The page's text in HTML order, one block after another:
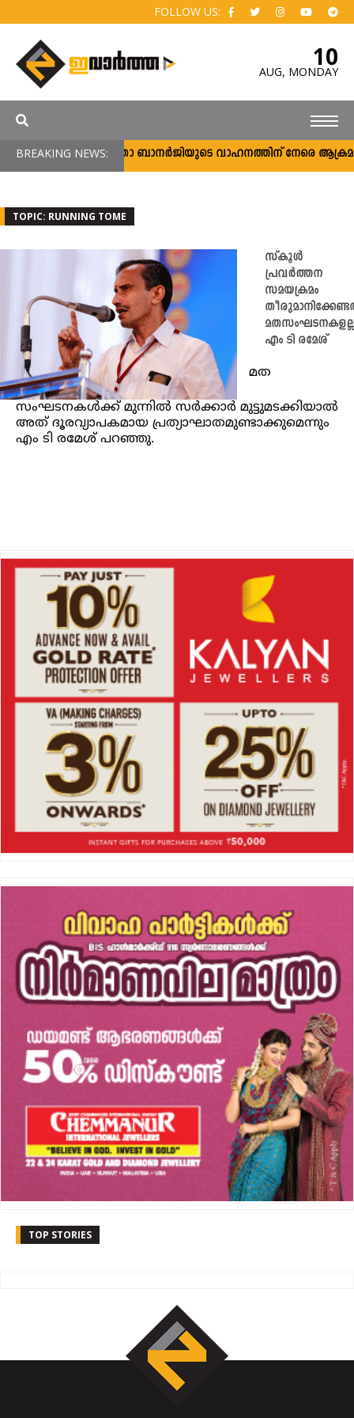
FOLLOW US:
10
AUG, MONDAY
BREAKING NEWS:മമതാ ബാനര്‍ജിയുടെ വാഹനത്തിന് നേരെ
TOPIC: RUNNING TOME
സ്കൂൾ
പ്രവർത്തന
സമയക്രമം
എം ടി രമേശ്
മത
സംഘടനകൾക്ക് മുന്നിൽ സർക്കാർ മുട്ടുമടക്കിയാൽ
അത് ദൂരവ്യാപകമായ പ്രത്യാഘാതമുണ്ടാക്കുമെന്നും
എം ടി രമേശ് പറഞ്ഞു.
TOP STORIES